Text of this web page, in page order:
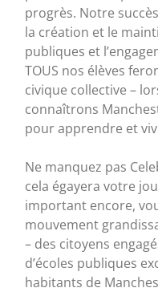
progrès. Notre
la création et le
publiques et
TOUS nos élèves
civique collective –
connaîtrons
pour apprendre et
Ne manquez pas
cela égayera votre
important encore,
mouvement
– des citoyens
d’écoles publiques
habitants de